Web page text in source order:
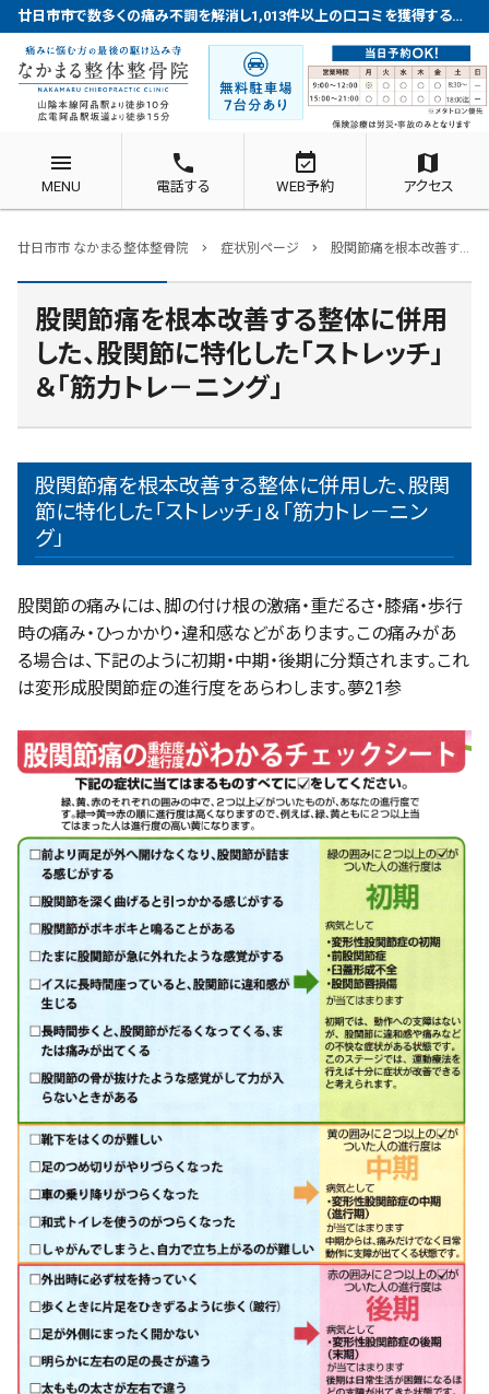
廿日市市で数多くの痛み不調を解消し1,013件以上の口コミを獲得する整体院
menu
MENU
phone
電話する
event_available
WEB予約
map
アクセス
廿日市市 なかまる整体整骨院 chevron_right 症状別ページ chevron_right 股関節痛を根本改善する整体に併用した、股関節に特化した「ストレッチ」＆「筋力トレ－ニング」
股関節痛を根本改善する整体に併用
した、股関節に特化した「ストレッチ」
＆「筋力トレ－ニング」
股関節痛を根本改善する整体に併用した、股関
節に特化した「ストレッチ」＆「筋力トレ－ニン
グ」
股関節の痛みには、脚の付け根の激痛・重だるさ・膝痛・歩行
時の痛み・ひっかかり・違和感などがあります。この痛みがあ
る場合は、下記のように初期・中期・後期に分類されます。これ
は変形成股関節症の進行度をあらわします。夢21参